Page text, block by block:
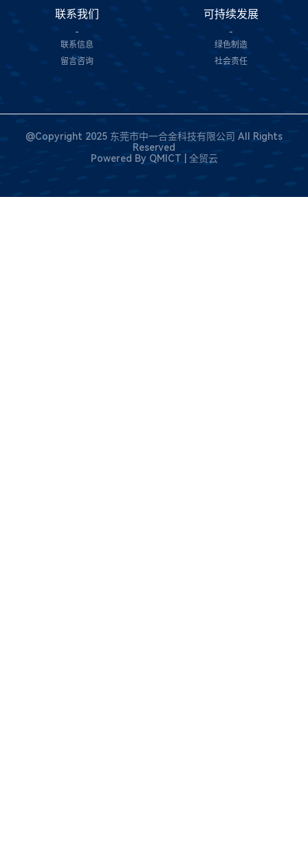
联系我们
-
联系信息
留言咨询
可持续发展
-
绿色制造
社会责任
@Copyright 2025 东莞市中一合金科技有限公司 All Rights
Reserved
Powered By QMICT | 全贸云